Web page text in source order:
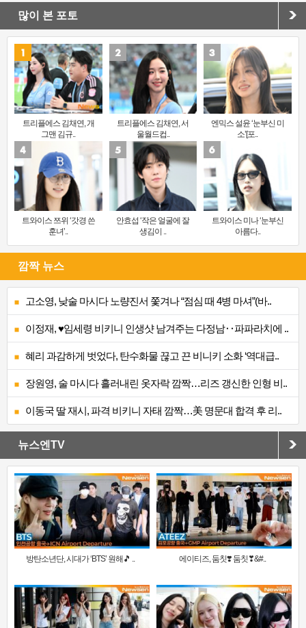
많이 본 포토
트리플에스 김채연, 개
그맨 김규..
트리플에스 김채연, 서
울월드컵..
엔믹스 설윤 ‘눈부신 미
소’[포..
트와이스 쯔위 ‘갓경 쓴
훈녀’..
안효섭 ‘작은 얼굴에 잘
생김이 ..
트와이스 미나 ‘눈부신
아름다..
깜짝 뉴스
고소영, 낮술 마시다 노량진서 쫓겨나 “점심 때 4병 마셔”(바..
이정재, ♥임세령 비키니 인생샷 남겨주는 다정남‥파파라치에 ..
혜리 과감하게 벗었다, 탄수화물 끊고 끈 비니키 소화 ‘역대급..
장원영, 술 마시다 흘러내린 옷자락 깜짝…리즈 갱신한 인형 비..
이동국 딸 재시, 파격 비키니 자태 깜짝…美 명문대 합격 후 리..
뉴스엔TV
방탄소년단, 시대가 ‘BTS’ 원해🎵 .. 에이티즈, 둠칫❣️ 둠칫❣&#..